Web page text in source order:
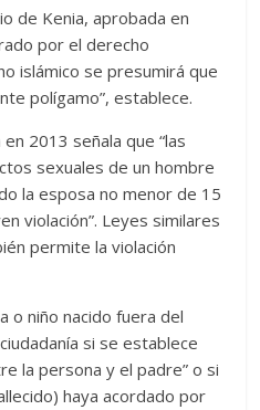
de Kenia, aprobada en
por el derecho
islámico se presumirá que
polígamo”, establece.
2013 señala que “las
sexuales de un hombre
la esposa no menor de 15
violación”. Leyes similares
permite la violación
o niño nacido fuera del
si se establece
la persona y el padre” o si
haya acordado por